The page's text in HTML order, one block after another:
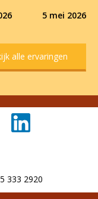
5 mei 2026
alle ervaringen
333 2920